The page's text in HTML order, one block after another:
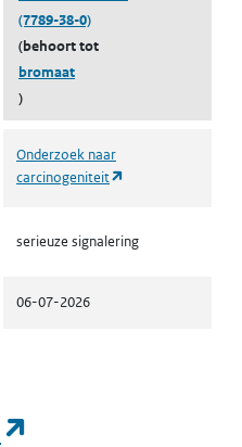
(7789-38-0)
(behoort tot
bromaat
)
Onderzoek naar
carcinogeniteit
serieuze signalering
06-07-2026